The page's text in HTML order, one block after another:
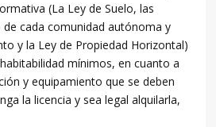
(La Ley de Suelo, las
cada comunidad autónoma y
y la Ley de Propiedad Horizontal)
mínimos, en cuanto a
y equipamiento que se deben
la licencia y sea legal alquilarla,